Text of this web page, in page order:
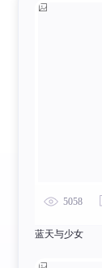
5058
蓝天与少女